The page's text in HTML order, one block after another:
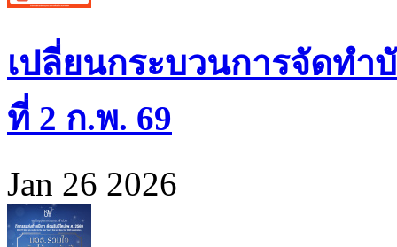
เปลี่ยนกระบวนการจัดทำ
ที่ 2 ก.พ. 69
Jan 26 2026